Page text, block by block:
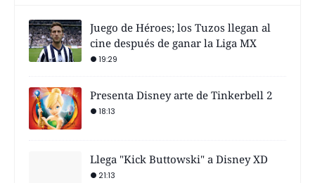
Juego de Héroes; los Tuzos llegan al
cine después de ganar la Liga MX
19:29
Presenta Disney arte de Tinkerbell 2
18:13
Llega "Kick Buttowski" a Disney XD
21:13